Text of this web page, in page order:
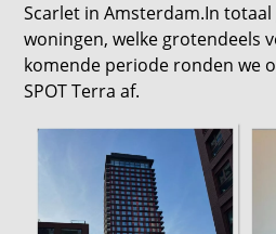
Scarlet in Amsterdam.In
woningen, welke grotendeels
komende periode ronden we
SPOT Terra af.